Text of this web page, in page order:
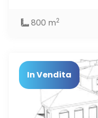
800 m2
In Vendita